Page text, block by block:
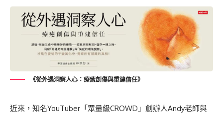
《從外遇洞察人心：療癒創傷與重建信任》
近來，知名YouTuber「眾量級CROWD」創辦人Andy老師與